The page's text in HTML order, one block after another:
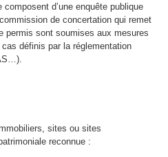
d’une enquête publique
de concertation qui remet
permis sont soumises aux mesures
définis par la réglementation
sites ou sites
reconnue :